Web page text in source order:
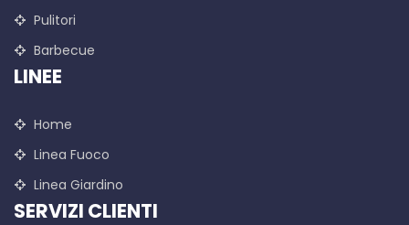
Pulitori
Barbecue
LINEE
Home
Linea Fuoco
Linea Giardino
SERVIZI CLIENTI